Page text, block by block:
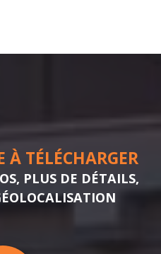
À TÉLÉCHARGER
PLUS DE DÉTAILS,